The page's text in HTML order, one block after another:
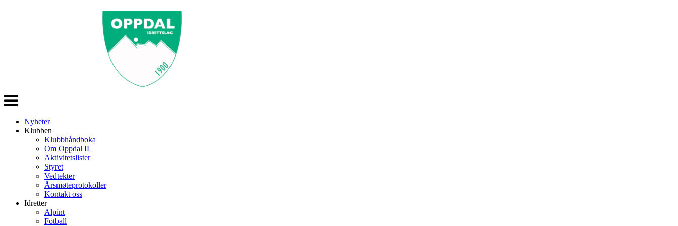
Veksle
navigasjon
Nyheter
Klubben
Klubbhåndboka
Om Oppdal IL
Aktivitetslister
Styret
Vedtekter
Årsmøteprotokoller
Kontakt oss
Idretter
Alpint
Fotball